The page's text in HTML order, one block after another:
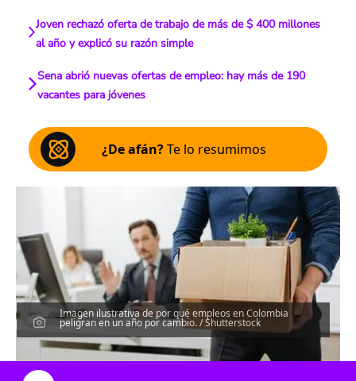
Joven rechazó oferta de trabajo de más de $ 400 millones
al año y explicó su razón simple
Sena abrió nuevas ofertas de empleo: hay más de 190
vacantes para jóvenes
¿De afán?Te lo resumimos
Imagen ilustrativa de por qué empleos en Colombia
peligran en un año por cambio. / Shutterstock
Escucha el artículo